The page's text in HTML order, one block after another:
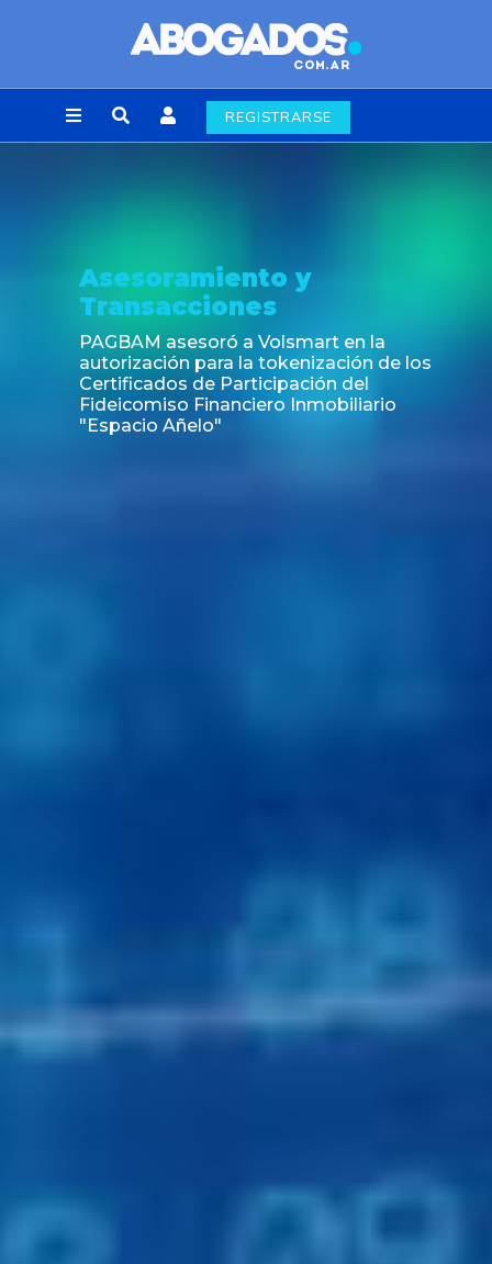
REGISTRARSE
Asesoramiento y
Transacciones
PAGBAM asesoró a Volsmart en la
autorización para la tokenización de los
Certificados de Participación del
Fideicomiso Financiero Inmobiliario
"Espacio Añelo"